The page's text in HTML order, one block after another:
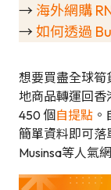
→ 海外網購
→ 如何透過
想要買盡全球筍
地商品轉運回香
450 個自提點
簡單資料即可落
Musinsa等人氣